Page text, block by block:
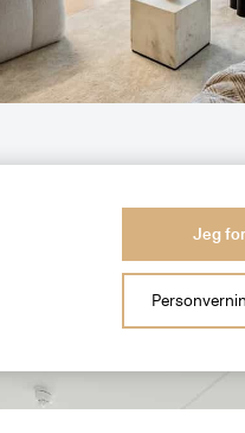
Familie- og
Jeg